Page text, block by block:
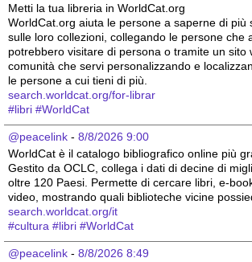
Metti la tua libreria in WorldCat.org
WorldCat.org aiuta le persone a saperne di più
sulle loro collezioni, collegando le persone che
potrebbero visitare di persona o tramite un sito
comunità che servi personalizzando e
le persone a cui tieni di più.
search.worldcat.org/for-librar
#libri #WorldCat
@peacelink - 8/8/2026 9:00
WorldCat è il catalogo bibliografico online più
Gestito da OCLC, collega i dati di decine di
oltre 120 Paesi. Permette di cercare libri, e-
video, mostrando quali biblioteche vicine
search.worldcat.org/it
#cultura #libri #WorldCat
@peacelink - 8/8/2026 8:49